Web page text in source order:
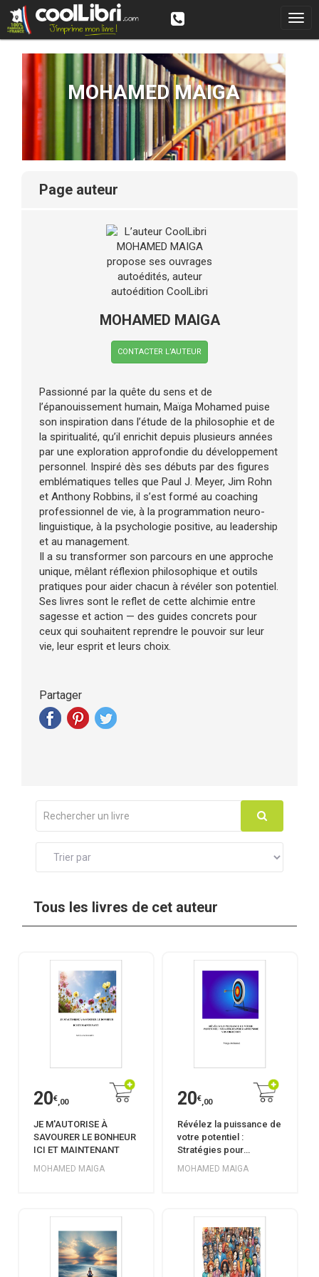
MOHAMED MAIGA
page auteur
MOHAMED MAIGA
CONTACTER L’AUTEUR
Passionné par la quête du sens et de
l’épanouissement humain, Maïga Mohamed puise
son inspiration dans l’étude de la philosophie et de
la spiritualité, qu’il enrichit depuis plusieurs années
par une exploration approfondie du développement
personnel. Inspiré dès ses débuts par des figures
emblématiques telles que Paul J. Meyer, Jim Rohn
et Anthony Robbins, il s’est formé au coaching
professionnel de vie, à la programmation neuro-
linguistique, à la psychologie positive, au leadership
et au management.
Il a su transformer son parcours en une approche
unique, mêlant réflexion philosophique et outils
pratiques pour aider chacun à révéler son potentiel.
Ses livres sont le reflet de cette alchimie entre
sagesse et action — des guides concrets pour
ceux qui souhaitent reprendre le pouvoir sur leur
vie, leur esprit et leurs choix.
Partager
Tous les livres de cet auteur
20€,00
JE M'AUTORISE À
SAVOURER LE BONHEUR
ICI ET MAINTENANT
MOHAMED MAIGA
20€,00
Révélez la puissance de
votre potentiel :
Stratégies pour
atteindre vos objectifs
MOHAMED MAIGA